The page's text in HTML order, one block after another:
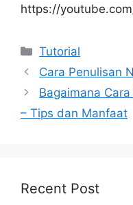
https://
Kategori
Tutorial
Cara Penulisan
Bagaimana
– Tips dan Manfaat
Recent Post